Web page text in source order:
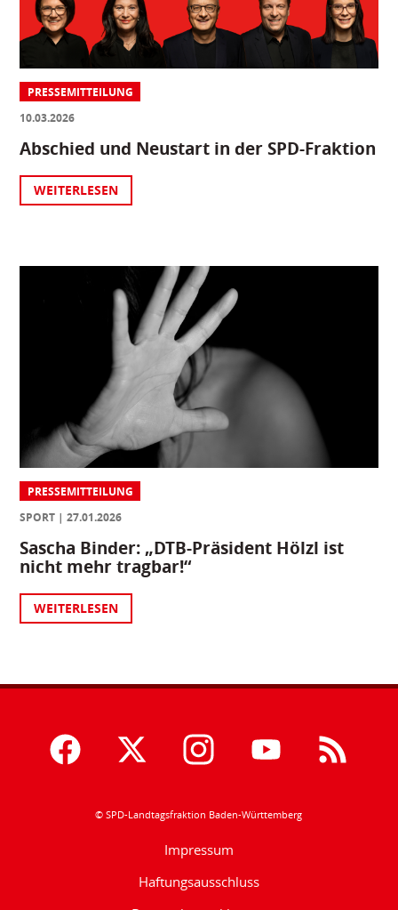
PRESSEMITTEILUNG
10.03.2026
Abschied und Neustart in der SPD-Fraktion
WEITERLESEN
PRESSEMITTEILUNG
SPORT
27.01.2026
Sascha Binder: „DTB-Präsident Hölzl ist
nicht mehr tragbar!“
WEITERLESEN
© SPD-Landtagsfraktion Baden-Württemberg
Impressum
Haftungsausschluss